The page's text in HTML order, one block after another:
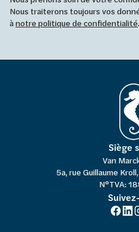
Nous traiterons toujours vos
ànotre politique de confidentialité.
Siège
Van
5a, rue Guillaume
N°TVA: